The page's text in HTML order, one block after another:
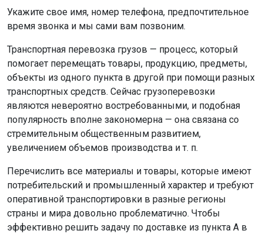
Укажите свое имя, номер телефона, предпочтительное
время звонка и мы сами вам позвоним.
Транспортная перевозка грузов — процесс, который
помогает перемещать товары, продукцию, предметы,
объекты из одного пункта в другой при помощи разных
транспортных средств. Сейчас грузоперевозки
являются невероятно востребованными, и подобная
популярность вполне закономерна — она связана со
стремительным общественным развитием,
увеличением объемов производства и т. п.
Перечислить все материалы и товары, которые имеют
потребительский и промышленный характер и требуют
оперативной транспортировки в разные регионы
страны и мира довольно проблематично. Чтобы
эффективно решить задачу по доставке из пункта А в